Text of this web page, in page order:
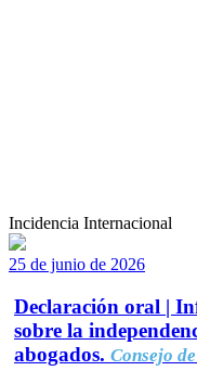
Incidencia Internacional
25 de junio de 2026
Declaración oral |
sobre la
abogados. Consejo